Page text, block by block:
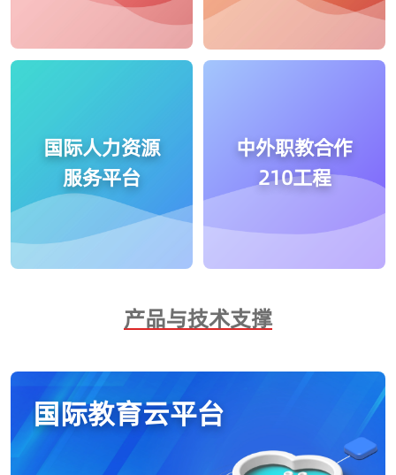
国际人力资源
服务平台
中外职教合作
210工程
产品与技术支撑
国际教育云平台